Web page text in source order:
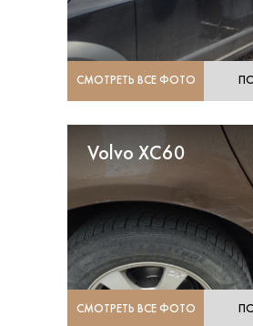
СМОТРЕТЬ ВСЕ ФОТО
Volvo XC60
СМОТРЕТЬ ВСЕ ФОТО